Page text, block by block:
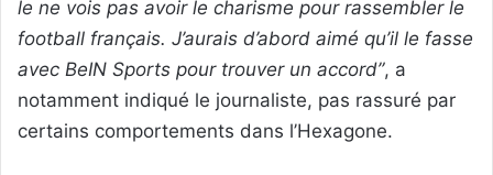
le ne vois pas avoir le charisme pour rassembler le
football français. J’aurais d’abord aimé qu’il le fasse
avec BeIN Sports pour trouver un accord”, a
notamment indiqué le journaliste, pas rassuré par
certains comportements dans l’Hexagone.